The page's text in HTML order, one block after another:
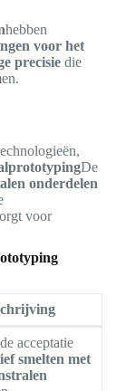
hebben
voor het
precisiedie
De
onderdelen
voor
acceptatie
smelten met